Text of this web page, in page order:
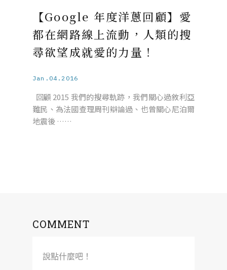
【Google 年度洋蔥回顧】愛
都在網路線上流動，人類的搜
尋欲望成就愛的力量！
Jan.04.2016
回顧 2015 我們的搜尋軌跡，我們關心過敘利亞
難民、為法國查理周刊辯論過、也曾關心尼泊爾
地震後 ……
COMMENT
說點什麼吧！